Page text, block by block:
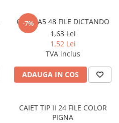
-7%
CAIET A5 48 FILE DICTANDO
1,63 Lei
1,52 Lei
TVA inclus
ADAUGA IN COS
CAIET TIP II 24 FILE COLOR
PIGNA